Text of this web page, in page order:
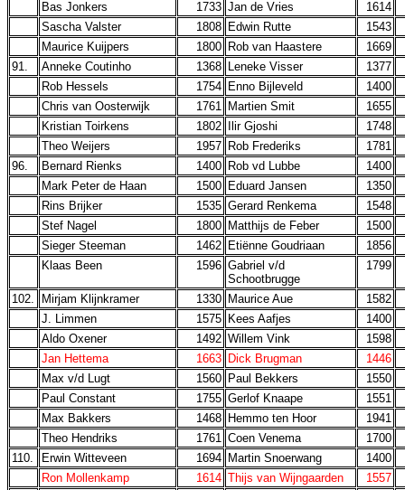
Bas Jonkers
1733 Jan de Vries
1614
Sascha Valster
1808 Edwin Rutte
1543
Maurice Kuijpers
1800 Rob van Haastere
1669
91.
Anneke Coutinho 1368 Leneke Visser
1377
Rob Hessels
1754 Enno Bijleveld
1400
Chris van Oosterwijk
1761 Martien Smit
1655
Kristian Toirkens
1802 Ilir Gjoshi
1748
Theo Weijers
1957 Rob Frederiks
1781
96.
Bernard Rienks 1400 Rob vd Lubbe
1400
Mark Peter de Haan
1500 Eduard Jansen
1350
Rins Brijker
1535 Gerard Renkema
1548
Stef Nagel
1800 Matthijs de Feber
1500
Sieger Steeman
1462 Etiënne Goudriaan
1856
Klaas Been
1596 Gabriel v/d
Schootbrugge
1799
102. Mirjam Klijnkramer 1330 Maurice Aue
1582
J. Limmen
1575 Kees Aafjes
1400
Aldo Oxener
1492 Willem Vink
1598
Jan Hettema
1663 Dick Brugman
1446
Max v/d Lugt
1560 Paul Bekkers
1550
Paul Constant
1755 Gerlof Knaape
1551
Max Bakkers
1468 Hemmo ten Hoor
1941
Theo Hendriks
1761 Coen Venema
1700
110.
Erwin Witteveen 1694 Martin Snoerwang
1400
Ron Mollenkamp
1614 Thijs van Wijngaarden 1557